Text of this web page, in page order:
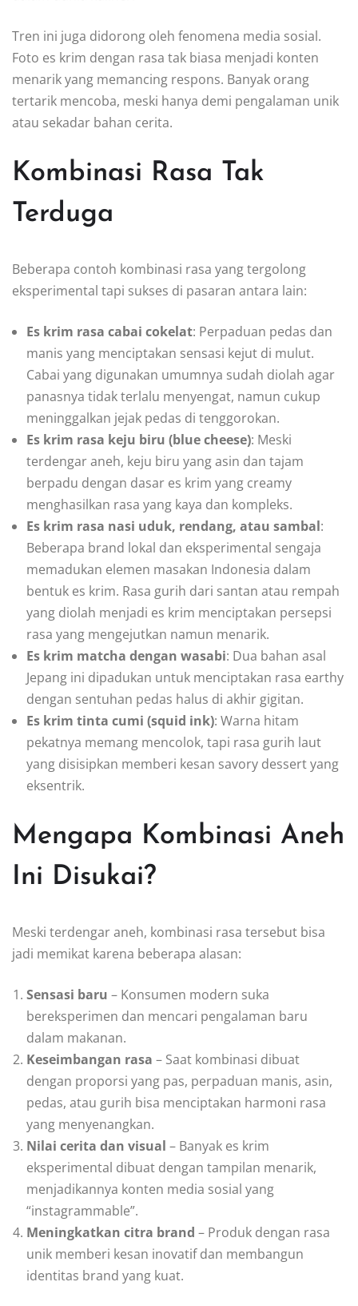
Tren ini juga didorong oleh fenomena media sosial.
Foto es krim dengan rasa tak biasa menjadi konten
menarik yang memancing respons. Banyak orang
tertarik mencoba, meski hanya demi pengalaman unik
atau sekadar bahan cerita.
Kombinasi Rasa Tak
Terduga
Beberapa contoh kombinasi rasa yang tergolong
eksperimental tapi sukses di pasaran antara lain:
Es krim rasa cabai cokelat: Perpaduan pedas dan
manis yang menciptakan sensasi kejut di mulut.
Cabai yang digunakan umumnya sudah diolah agar
panasnya tidak terlalu menyengat, namun cukup
meninggalkan jejak pedas di tenggorokan.
Es krim rasa keju biru (blue cheese): Meski
terdengar aneh, keju biru yang asin dan tajam
berpadu dengan dasar es krim yang creamy
menghasilkan rasa yang kaya dan kompleks.
Es krim rasa nasi uduk, rendang, atau sambal:
Beberapa brand lokal dan eksperimental sengaja
memadukan elemen masakan Indonesia dalam
bentuk es krim. Rasa gurih dari santan atau rempah
yang diolah menjadi es krim menciptakan persepsi
rasa yang mengejutkan namun menarik.
Es krim matcha dengan wasabi: Dua bahan asal
Jepang ini dipadukan untuk menciptakan rasa earthy
dengan sentuhan pedas halus di akhir gigitan.
Es krim tinta cumi (squid ink): Warna hitam
pekatnya memang mencolok, tapi rasa gurih laut
yang disisipkan memberi kesan savory dessert yang
eksentrik.
Mengapa Kombinasi Aneh
Ini Disukai?
Meski terdengar aneh, kombinasi rasa tersebut bisa
jadi memikat karena beberapa alasan:
Sensasi baru – Konsumen modern suka
bereksperimen dan mencari pengalaman baru
dalam makanan.
Keseimbangan rasa – Saat kombinasi dibuat
dengan proporsi yang pas, perpaduan manis, asin,
pedas, atau gurih bisa menciptakan harmoni rasa
yang menyenangkan.
Nilai cerita dan visual – Banyak es krim
eksperimental dibuat dengan tampilan menarik,
menjadikannya konten media sosial yang
“instagrammable”.
Meningkatkan citra brand – Produk dengan rasa
unik memberi kesan inovatif dan membangun
identitas brand yang kuat.